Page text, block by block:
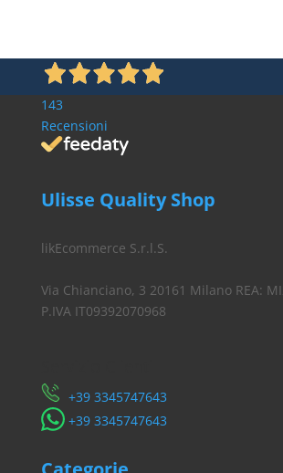
143
Recensioni
Ulisse Quality Shop
likEcommerce S.r.l.S.
Via Chianciano, 3 20161 Milano REA:
P.IVA IT09392070968
​+39 3345747643
​+39 3345747643